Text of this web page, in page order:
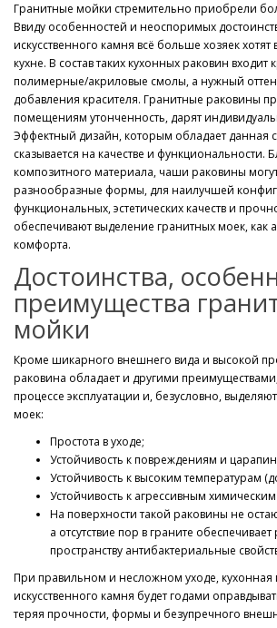
Гранитные мойки стремительно приобрели
Ввиду особенностей и неоспоримых
искусственного камня всё больше хозяек хотят
кухне. В состав таких кухонных раковин входит
полимерные/акриловые смолы, а нужный
добавления красителя. Гранитные раковины
помещениям утонченность, дарят
Эффектный дизайн, которым обладает данная
сказывается на качестве и функциональности.
композитного материала, чаши раковины
разнообразные формы, для наилучшей
функциональных, эстетических качеств и
обеспечивают выделение гранитных моек, как
комфорта.
Достоинства,
преимущества
мойки
Кроме шикарного внешнего вида и высокой
раковина обладает и другими
процессе эксплуатации и, безусловно,
моек:
Простота в уходе;
Устойчивость к повреждениям и
Устойчивость к высоким температурам
Устойчивость к агрессивным химическим
На поверхности такой раковины не
а отсутствие пор в граните
пространству антибактериальные
При правильном и несложном уходе, кухонная
искусственного камня будет годами
теряя прочности, формы и безупречного